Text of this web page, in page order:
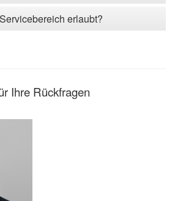
erlaubt?
Ihre Rückfragen